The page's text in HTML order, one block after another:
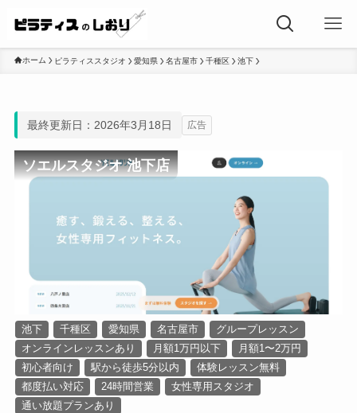
ホーム ピラティススタジオ 愛知県 名古屋市 千種区 池下
最終更新日：2026年3月18日 広告
ソエルスタジオ 池下店
池下 千種区 愛知県 名古屋市
グループレッスン
オンラインレッスンあり
月額1万円以下
月額1〜2万円
初心者向け
駅から徒歩5分以内
体験レッスン無料
都度払い対応
24時間営業
女性専用スタジオ
通い放題プランあり